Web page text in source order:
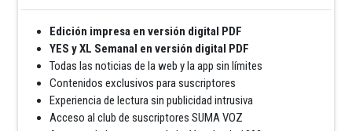
Edición impresa en versión digital PDF
YES y XL Semanal en versión digital PDF
Todas las noticias de la web y la app sin límites
Contenidos exclusivos para suscriptores
Experiencia de lectura sin publicidad intrusiva
Acceso al club de suscriptores SUMA VOZ